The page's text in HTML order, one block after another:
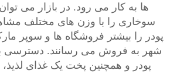
ها به کار می رود. در بازار می توان
سوخاری را با وزن های مختلف
پودر را بیشتر فروشگاه ها و سوپر
شهر به فروش می رسانند. دسترسی
پودر و همچنین پخت یک غذای